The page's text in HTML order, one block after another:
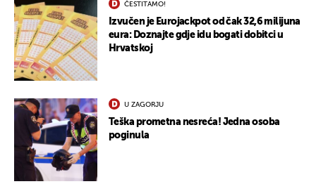
ČESTITAMO!
Izvučen je Eurojackpot od čak 32,6 milijuna
eura: Doznajte gdje idu bogati dobitci u
Hrvatskoj
U ZAGORJU
Teška prometna nesreća! Jedna osoba
poginula
UKLJUČITE NOTIFIKACIJE